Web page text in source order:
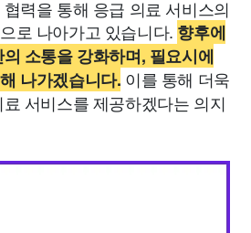
력을 통해 응급 의료 서비스의
로 나아가고 있습니다. 향후에
소통을 강화하며, 필요시에
나가겠습니다. 이를 통해 더욱
서비스를 제공하겠다는 의지